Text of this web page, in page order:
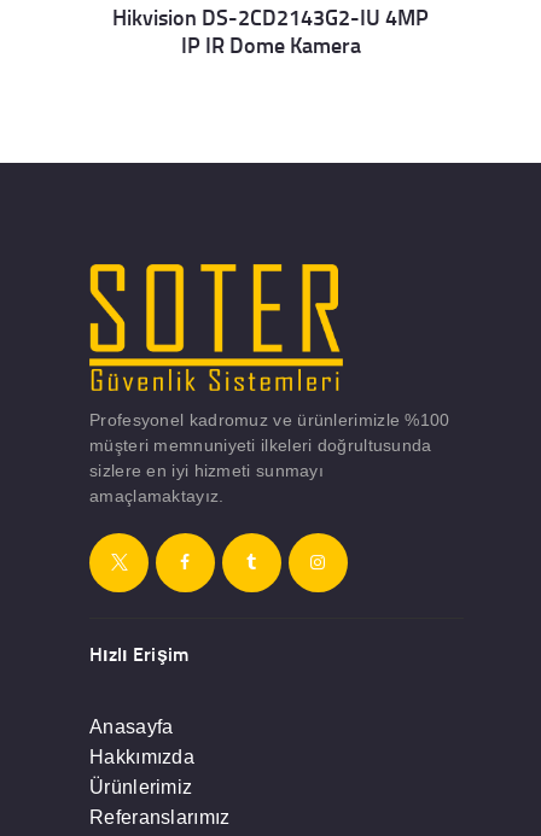
Details
Hikvision DS-2CD2143G2-IU 4MP
IP IR Dome Kamera
Profesyonel kadromuz ve ürünlerimizle %100
müşteri memnuniyeti ilkeleri doğrultusunda
sizlere en iyi hizmeti sunmayı
amaçlamaktayız.
Hızlı Erişim
Anasayfa
Hakkımızda
Ürünlerimiz
Referanslarımız